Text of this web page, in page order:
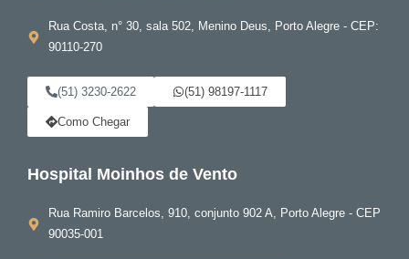
Rua Costa, n° 30, sala 502, Menino Deus, Porto Alegre - CEP:
90110-270
(51) 3230-2622 (51) 98197-1117
Como Chegar
Hospital Moinhos de Vento
Rua Ramiro Barcelos, 910, conjunto 902 A, Porto Alegre - CEP
90035-001